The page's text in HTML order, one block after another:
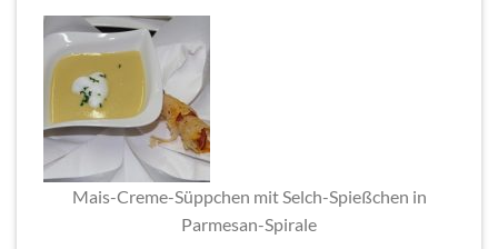
Mais-Creme-Süppchen mit Selch-Spießchen in
Parmesan-Spirale